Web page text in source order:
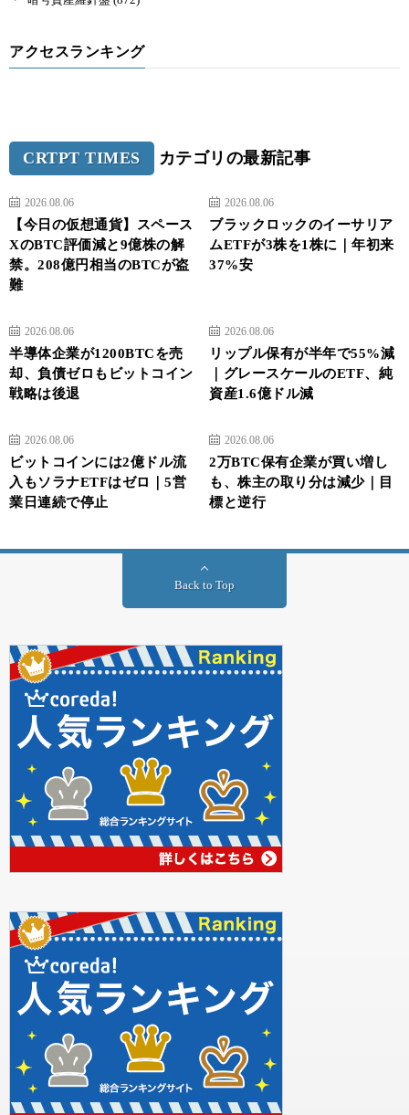
アクセスランキング
CRTPT TIMES カテゴリの最新記事
2026.08.06
【今日の仮想通貨】スペース
XのBTC評価減と9億株の解
禁。208億円相当のBTCが盗
難
2026.08.06
ブラックロックのイーサリア
ムETFが3株を1株に｜年初来
37%安
2026.08.06
半導体企業が1200BTCを売
却、負債ゼロもビットコイン
戦略は後退
2026.08.06
リップル保有が半年で55%減
｜グレースケールのETF、純
資産1.6億ドル減
2026.08.06
ビットコインには2億ドル流
入もソラナETFはゼロ｜5営
業日連続で停止
2026.08.06
2万BTC保有企業が買い増し
も、株主の取り分は減少｜目
標と逆行
Back to Top